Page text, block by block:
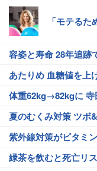
「モテる
容姿と寿命 28年追跡
あたりめ 血糖値を上
体重62kg→82kgに 寺
夏のむくみ対策 ツボ
紫外線対策がビタミ
緑茶を飲むと死亡リ